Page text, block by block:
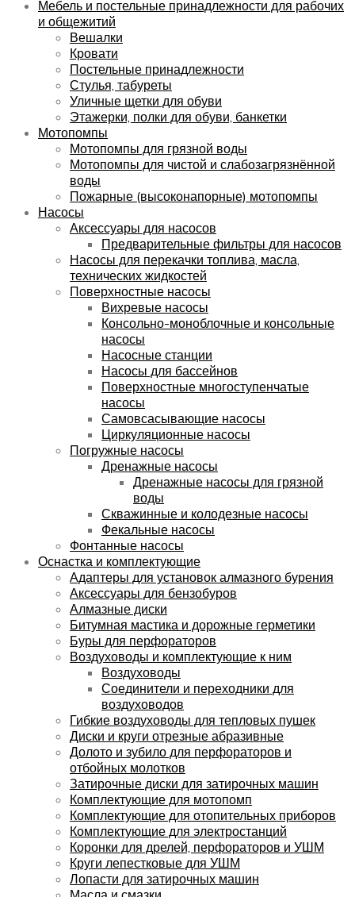
Мебель и постельные принадлежности для рабочих
и общежитий
Вешалки
Кровати
Постельные принадлежности
Стулья, табуреты
Уличные щетки для обуви
Этажерки, полки для обуви, банкетки
Мотопомпы
Мотопомпы для грязной воды
Мотопомпы для чистой и слабозагрязнённой
воды
Пожарные (высоконапорные) мотопомпы
Насосы
Аксессуары для насосов
Предварительные фильтры для насосов
Насосы для перекачки топлива, масла,
технических жидкостей
Поверхностные насосы
Вихревые насосы
Консольно-моноблочные и консольные
насосы
Насосные станции
Насосы для бассейнов
Поверхностные многоступенчатые
насосы
Самовсасывающие насосы
Циркуляционные насосы
Погружные насосы
Дренажные насосы
Дренажные насосы для грязной
воды
Скважинные и колодезные насосы
Фекальные насосы
Фонтанные насосы
Оснастка и комплектующие
Адаптеры для установок алмазного бурения
Аксессуары для бензобуров
Алмазные диски
Битумная мастика и дорожные герметики
Буры для перфораторов
Воздуховоды и комплектующие к ним
Воздуховоды
Соединители и переходники для
воздуховодов
Гибкие воздуховоды для тепловых пушек
Диски и круги отрезные абразивные
Долото и зубило для перфораторов и
отбойных молотков
Затирочные диски для затирочных машин
Комплектующие для мотопомп
Комплектующие для отопительных приборов
Комплектующие для электростанций
Коронки для дрелей, перфораторов и УШМ
Круги лепестковые для УШМ
Лопасти для затирочных машин